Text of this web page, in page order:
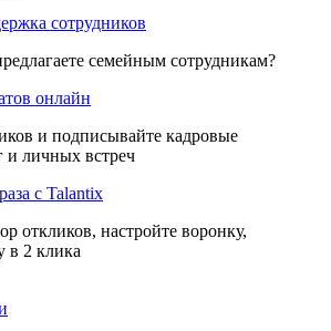
сотрудников
семейным сотрудникам?
онлайн
и подписывайте кадровые
и личных встреч
с Talantix
откликов, настройте воронку,
в 2 клика